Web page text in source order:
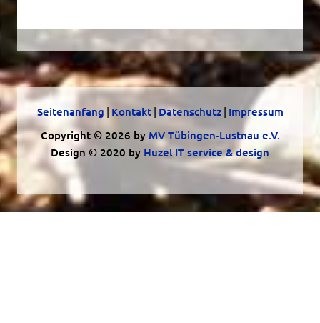
Seitenanfang | Kontakt| Datenschutz| Impressum
Copyright © 2026 by MV Tübingen-Lustnau e.V.
Design © 2020 by Huzel IT service & design